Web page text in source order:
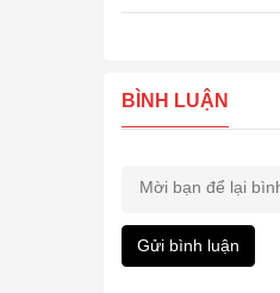
BÌNH LUẬN
Gửi bình luận